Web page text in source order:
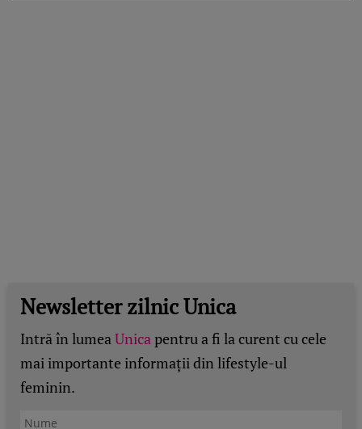
Newsletter zilnic Unica
Intră în lumeaUnicapentru a fi la curent cu cele
mai importante informații din lifestyle-ul
feminin.